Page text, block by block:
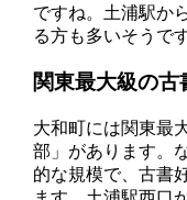
ですね。土浦駅か
る方も多いそうです
関東最大級の古
大和町には関東最
部」があります。
的な規模で、古書